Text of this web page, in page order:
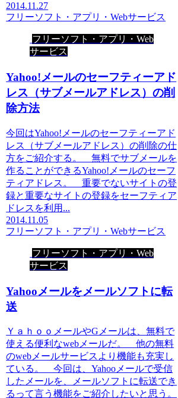
2014.11.27
フリーソフト・アプリ・Webサービス
フリーソフト・アプリ・Web
サービス
Yahoo!メールのセーフティーアド
レス（サブメールアドレス）の削
除方法
今回はYahoo!メールのセーフティーアド
レス（サブメールアドレス）の削除の仕
方をご紹介する。 無料でサブメールを
作ることができるYahoo!メールのセーフ
ティアドレス。 重要でないサイトの登
録と重要なサイトの登録をセーフティア
ドレスを利用...
2014.11.05
フリーソフト・アプリ・Webサービス
フリーソフト・アプリ・Web
サービス
Yahooメールをメールソフトに転
送
ＹａｈｏｏメールやGメールは、無料で
使える便利なwebメールだ。 他の無料
のwebメールサービスより機能も充実し
ている。 今回は、Yahooメールで受信
したメールを、メールソフトに転送でき
るって言う機能をご紹介したいと思う。